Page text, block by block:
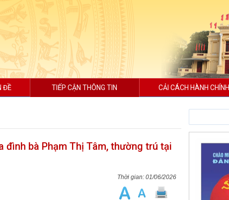
ĐỀ TIẾP CẬN THÔNG TIN CẢI CÁCH HÀNH CHÍNH
đình bà Phạm Thị Tâm, thường trú tại
01/06/2026